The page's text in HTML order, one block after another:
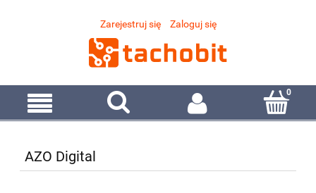
Zarejestruj się Zaloguj się
AZO Digital